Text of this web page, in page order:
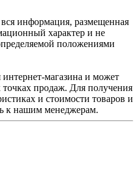
информация, размещенная
характер и не
положениями
интернет-магазина и может
продаж. Для получения
и стоимости товаров и
к нашим менеджерам.